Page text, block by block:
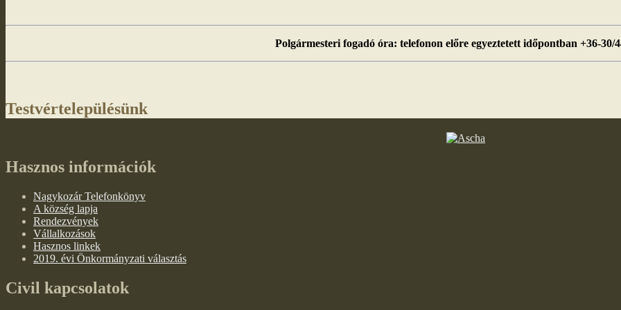
Polgármesteri fogadó óra: telefonon előre egyeztetett időpontban +36-30/
Testvértelepülésünk
Hasznos információk
Nagykozár Telefonkönyv
A község lapja
Rendezvények
Vállalkozások
Hasznos linkek
2019. évi Önkormányzati választás
Civil kapcsolatok